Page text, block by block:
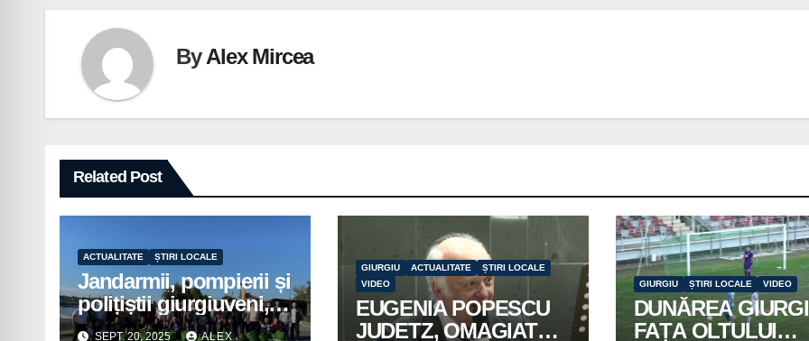
ByAlex Mircea
Related Post
ACTUALITATE ȘTIRI LOCALE
Jandarmii, pompierii și
polițiștii giurgiuveni,
implicați în acțiuni de
SEPT. 20, 2025 ALEX
GIURGIU ACTUALITATE
ȘTIRI LOCALE
VIDEO
EUGENIA POPESCU
JUDETZ, OMAGIATĂ
GIURGIU ȘTIRI LOCALE VIDEO
DUNĂREA
FAȚA OLTULUI